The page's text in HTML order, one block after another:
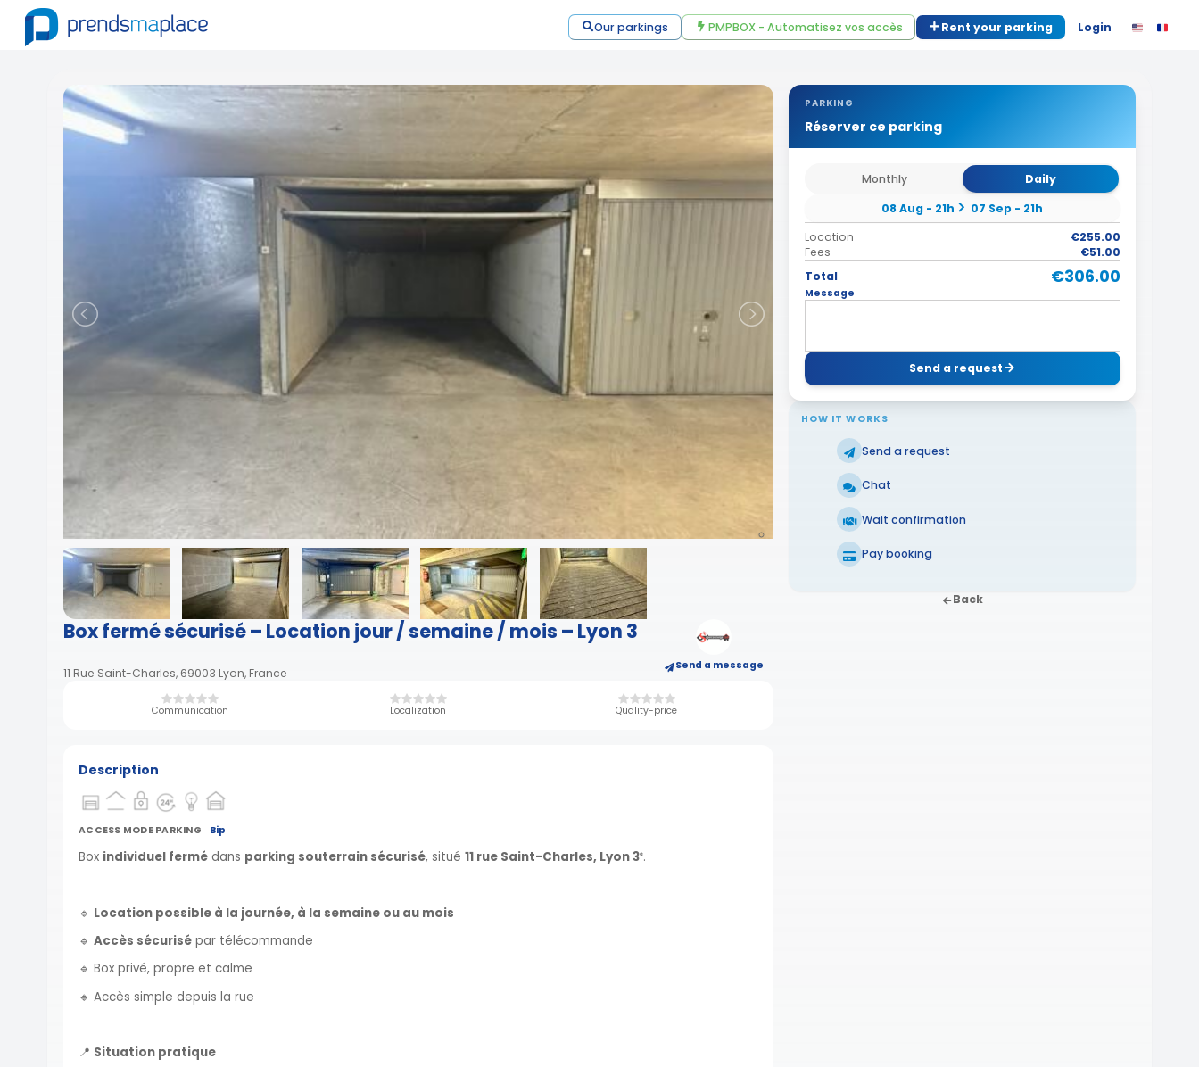
Our parkings PMPBOX - Automatisez vos accès Rent your parking Login
Box fermé sécurisé – Location jour / semaine / mois – Lyon 3
11 Rue Saint-Charles, 69003 Lyon, France Send a message
Communication Localization Quality-price
PARKING
Réserver ce parking
Monthly
Daily
08 Aug - 21h
07 Sep - 21h
Location
€255.00
Fees
€51.00
Total
€306.00
Message
Send a request
HOW IT WORKS
Send a request
Chat
Wait confirmation
Pay booking
Back
Description
ACCESS MODE PARKING Bip
Box individuel fermé dans parking souterrain sécurisé, situé 11 rue Saint-Charles, Lyon 3ᵉ.
🔹 Location possible à la journée, à la semaine ou au mois
🔹 Accès sécurisé par télécommande
🔹 Box privé, propre et calme
🔹 Accès simple depuis la rue
📍 Situation pratique